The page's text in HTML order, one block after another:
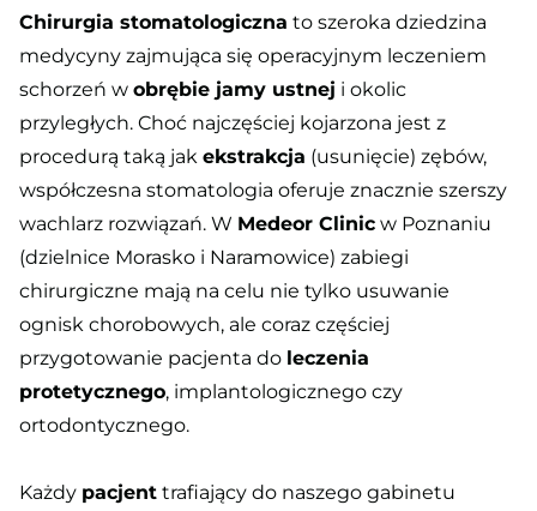
Chirurgia stomatologiczna to szeroka dziedzina
medycyny zajmująca się operacyjnym leczeniem
schorzeń w obrębie jamy ustnej i okolic
przyległych. Choć najczęściej kojarzona jest z
procedurą taką jak ekstrakcja (usunięcie) zębów,
współczesna stomatologia oferuje znacznie szerszy
wachlarz rozwiązań. W Medeor Clinic w Poznaniu
(dzielnice Morasko i Naramowice) zabiegi
chirurgiczne mają na celu nie tylko usuwanie
ognisk chorobowych, ale coraz częściej
przygotowanie pacjenta do leczenia
protetycznego, implantologicznego czy
ortodontycznego.
Każdy pacjent trafiający do naszego gabinetu